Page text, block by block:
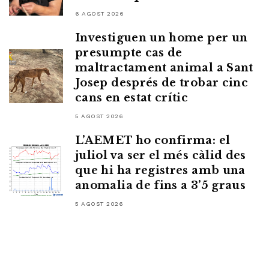
6 AGOST 2026
Investiguen un home per un
presumpte cas de
maltractament animal a Sant
Josep després de trobar cinc
cans en estat crític
5 AGOST 2026
L’AEMET ho confirma: el
juliol va ser el més càlid des
que hi ha registres amb una
anomalia de fins a 3’5 graus
5 AGOST 2026